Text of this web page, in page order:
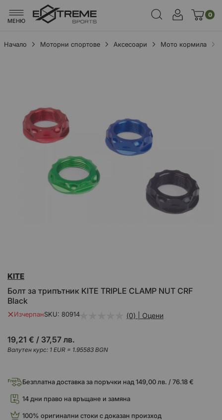
МЕНЮ
0
Начало Моторни спортове Аксесоари Мото кормила
изображенията
към
на
галерия
със
снимки
Болт за трипътник KITE TRIPLE CLAMP NUT CRF
Black
KITE
ИзчерпанSKU 80914 (0) | Оцени
19,21 € / 37,57 лв.
Валутен курс: 1 EUR = 1.95583 BGN
Безплатна доставка за поръчки над 149,00 лв. / 76.18 €
14 дни право на връщане и замяна
100% оригинални стоки с доказан произход